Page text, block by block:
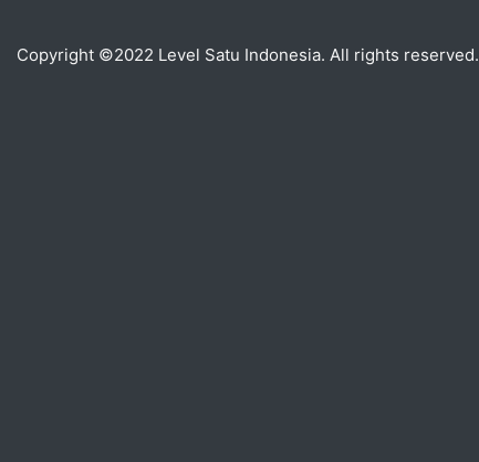
Copyright ©2022 Level Satu Indonesia. All rights reserved.